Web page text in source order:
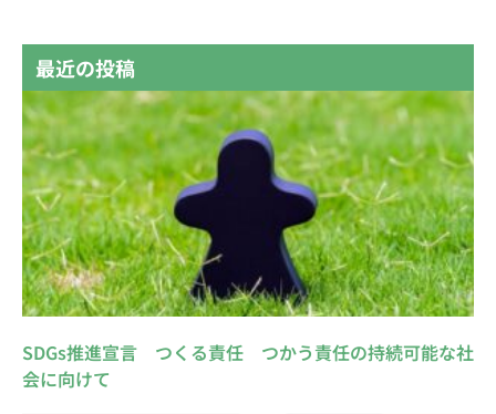
最近の投稿
SDGs推進宣言 つくる責任 つかう責任の持続可能な社
会に向けて